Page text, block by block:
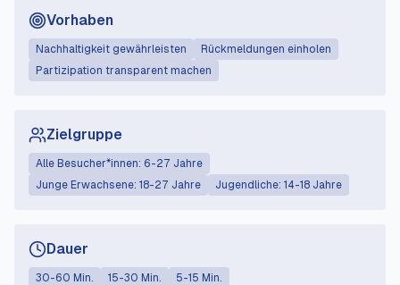
Vorhaben
Nachhaltigkeit gewährleisten
Rückmeldungen einholen
Partizipation transparent machen
Zielgruppe
Alle Besucher*innen: 6-27 Jahre
Junge Erwachsene: 18-27 Jahre
Jugendliche: 14-18 Jahre
Dauer
30-60 Min. 15-30 Min. 5-15 Min.